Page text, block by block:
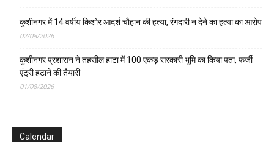
कुशीनगर में 14 वर्षीय किशोर आदर्श चौहान की हत्या, रंगदारी न देने का हत्या का आरोप
02/08/2026
कुशीनगर प्रशासन ने तहसील हाटा में 100 एकड़ सरकारी भूमि का किया पता, फर्जी
एंट्री हटाने की तैयारी
01/08/2026
Calendar